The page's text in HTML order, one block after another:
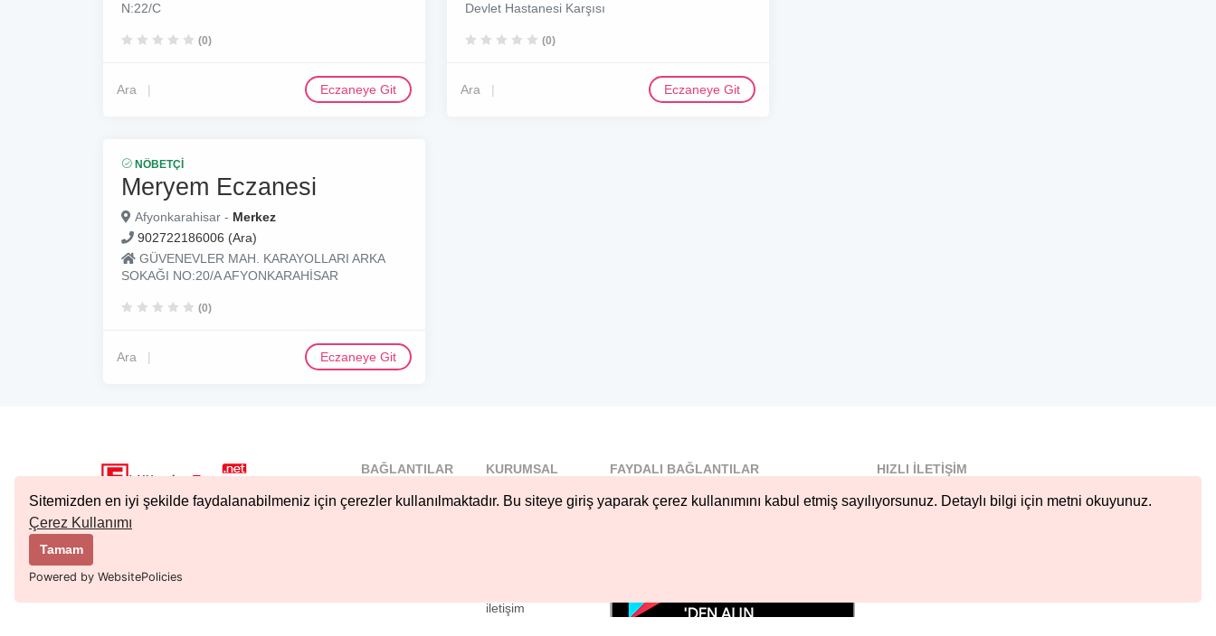
Sitemizden en iyi şekilde faydalanabilmeniz için çerezler kullanılmaktadır. Bu siteye giriş yaparak çerez kullanımını kabul etmiş sayılıyorsunuz. Detaylı bilgi için metni okuyunuz.
Çerez Kullanımı
Tamam
Powered by WebsitePolicies
N:22/C
(0)
Ara Eczaneye Git
Devlet Hastanesi Karşısı
(0)
Ara Eczaneye Git
NÖBETÇI
Meryem Eczanesi
Afyonkarahisar - Merkez
902722186006 (Ara)
GÜVENEVLER MAH. KARAYOLLARI ARKA
SOKAĞI NO:20/A AFYONKARAHİSAR
(0)
Ara Eczaneye Git
Copyright © 2023 Tüm Hakları Saklıdır.
BAĞLANTILAR
Nöbetçi...
KURUMSAL
Hakkımızda
iletişim
FAYDALI BAĞLANTILAR
HIZLI İLETIŞIM